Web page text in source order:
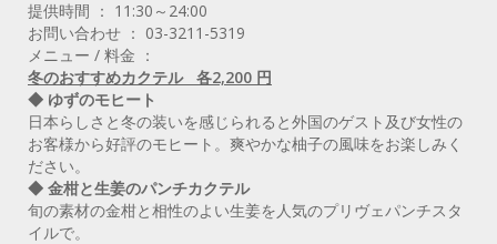
提供時間 ： 11:30～24:00
お問い合わせ ： 03-3211-5319
メニュー / 料金 ：
冬のおすすめカクテル 各2,200 円
◆ ゆずのモヒート
日本らしさと冬の装いを感じられると外国のゲスト及び女性の
お客様から好評のモヒート。爽やかな柚子の風味をお楽しみく
ださい。
◆ 金柑と生姜のパンチカクテル
旬の素材の金柑と相性のよい生姜を人気のプリヴェパンチスタ
イルで。